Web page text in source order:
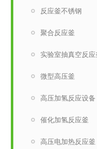
反应釜不锈钢
聚合反应釜
实验室抽真空反应
微型高压釜
高压加氢反应设备
催化加氢反应釜
高压电加热反应釜